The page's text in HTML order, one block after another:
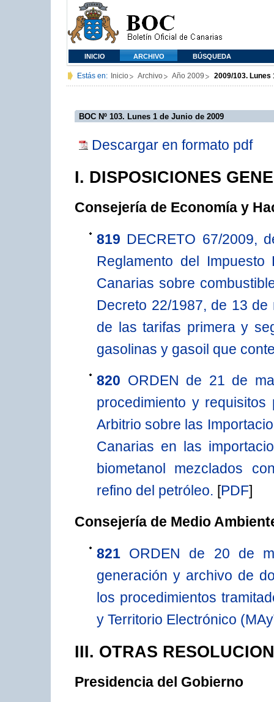
INICIO ARCHIVO BÚSQUEDA
Estás en: Inicio Archivo Año 2009 2009/103. Lunes
BOC Nº 103. Lunes 1 de Junio de 2009
Descargar en formato pdf
I. DISPOSICIONES
Consejería de Economía y
819 DECRETO 67/2009,
Reglamento del
Canarias sobre
Decreto 22/1987, de 13
de las tarifas primera y
gasolinas y gasoil que
820 ORDEN de 21 de
procedimiento y
Arbitrio sobre las
Canarias en las
biometanol mezclados
refino del petróleo. [PDF]
Consejería de Medio
821 ORDEN de 20 de
generación y archivo de
los procedimientos
y Territorio Electrónico
III. OTRAS
Presidencia del Gobierno